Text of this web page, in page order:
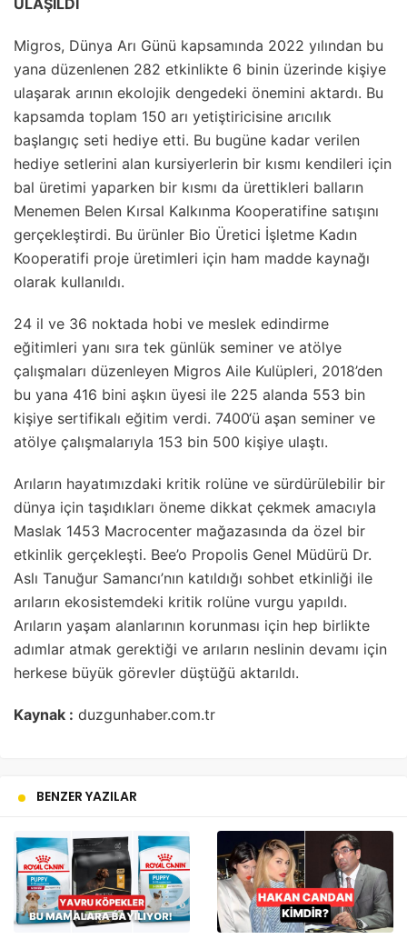
Migros, Dünya Arı Günü kapsamında 2022 yılından bu
yana düzenlenen 282 etkinlikte 6 binin üzerinde kişiye
ulaşarak arının ekolojik dengedeki önemini aktardı. Bu
kapsamda toplam 150 arı yetiştiricisine arıcılık
başlangıç seti hediye etti. Bu bugüne kadar verilen
hediye setlerini alan kursiyerlerin bir kısmı kendileri için
bal üretimi yaparken bir kısmı da ürettikleri balların
Menemen Belen Kırsal Kalkınma Kooperatifine satışını
gerçekleştirdi. Bu ürünler Bio Üretici İşletme Kadın
Kooperatifi proje üretimleri için ham madde kaynağı
olarak kullanıldı.
24 il ve 36 noktada hobi ve meslek edindirme
eğitimleri yanı sıra tek günlük seminer ve atölye
çalışmaları düzenleyen Migros Aile Kulüpleri, 2018’den
bu yana 416 bini aşkın üyesi ile 225 alanda 553 bin
kişiye sertifikalı eğitim verdi. 7400‘ü aşan seminer ve
atölye çalışmalarıyla 153 bin 500 kişiye ulaştı.
Arıların hayatımızdaki kritik rolüne ve sürdürülebilir bir
dünya için taşıdıkları öneme dikkat çekmek amacıyla
Maslak 1453 Macrocenter mağazasında da özel bir
etkinlik gerçekleşti. Bee’o Propolis Genel Müdürü Dr.
Aslı Tanuğur Samancı’nın katıldığı sohbet etkinliği ile
arıların ekosistemdeki kritik rolüne vurgu yapıldı.
Arıların yaşam alanlarının korunması için hep birlikte
adımlar atmak gerektiği ve arıların neslinin devamı için
herkese büyük görevler düştüğü aktarıldı.
Kaynak : duzgunhaber.com.tr
BENZER YAZILAR